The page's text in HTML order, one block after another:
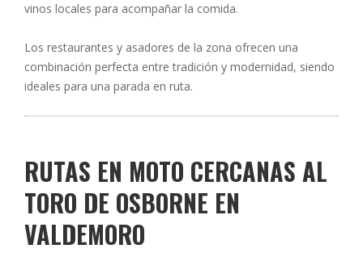
vinos locales para acompañar la comida.
Los restaurantes y asadores de la zona ofrecen una
combinación perfecta entre tradición y modernidad, siendo
ideales para una parada en ruta.
RUTAS EN MOTO CERCANAS AL
TORO DE OSBORNE EN
VALDEMORO